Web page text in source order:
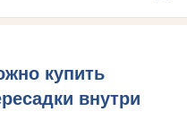
купить
внутри